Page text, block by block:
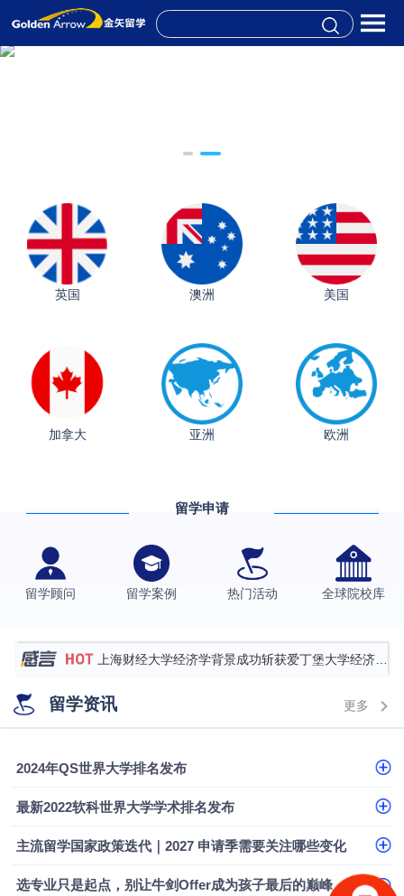
英国 澳洲 美国
加拿大 亚洲 欧洲
留学申请
留学顾问 留学案例 热门活动 全球院校库
格拉斯哥大学国际商务硕士录取案例
伯明翰大学数字媒体与创意产业硕士录取案例
Offer
上海财经大学经济学背景成功斩获爱丁堡大学经济学
硕士录取
数学背景的他，靠“供应链”故事敲开哥大、宾大之门
专科逆袭伦敦大学学院UCL录取案例解析
留学资讯 更多
2024年QS世界大学排名发布
最新2022软科世界大学学术排名发布
主流留学国家政策迭代｜2027 申请季需要关注哪些变化
选专业只是起点，别让牛剑Offer成为孩子最后的巅峰